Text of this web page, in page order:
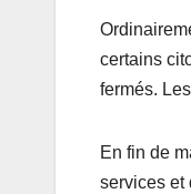
certains
fermés.
En fin de
services et